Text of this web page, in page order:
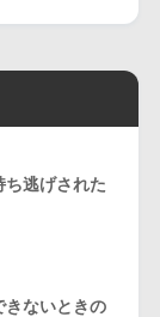
逃げされた
ないときの